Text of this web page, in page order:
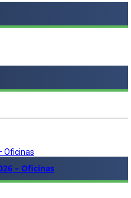
Oficinas
– Oficinas